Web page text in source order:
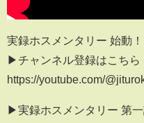
実録ホスメンタリー 始動！
▶チャンネル登録はこちら
https://youtube.com/
▶実録ホスメンタリー 第一